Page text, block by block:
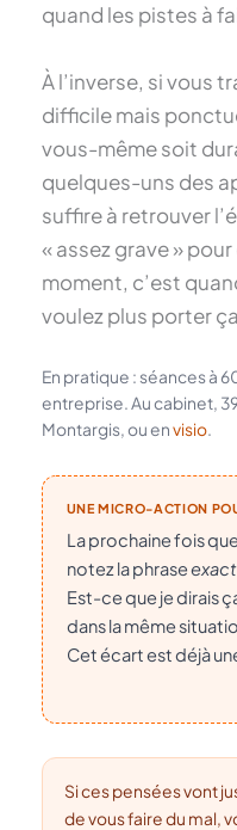
quand les pistes à
À l’inverse, si vous
difficile mais
vous-même soit
quelques-uns des
suffire à retrouver
« assez grave »
moment, c’est
voulez plus porter
En pratique : séances à
entreprise. Au cabinet,
Montargis, ou envisio.
UNE MICRO-ACTION
La prochaine fois que
notez la phrase
Est-ce que je dirais
dans la même
Cet écart est déjà
Si ces pensées vont
de vous faire du mal,